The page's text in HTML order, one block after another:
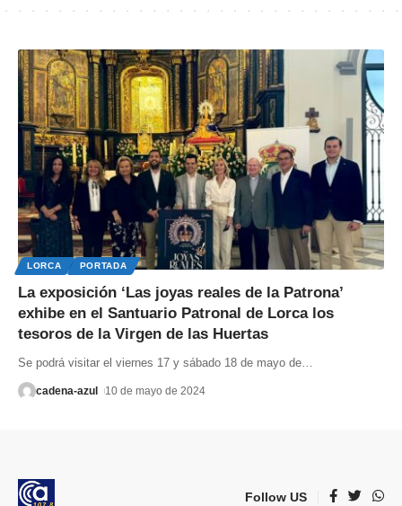
LORCA PORTADA
La exposición ‘Las joyas reales de la Patrona’
exhibe en el Santuario Patronal de Lorca los
tesoros de la Virgen de las Huertas
Se podrá visitar el viernes 17 y sábado 18 de mayo de
cadena-azul 10 de mayo de 2024
Follow US